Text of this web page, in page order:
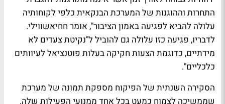
התחרות וההוגנות של המערכת הבנקאית כלפי לקוחותיה
עלולה להביא לפגיעה באמון הציבור", אומר חחיאשווילי.
לדבריו, פגיעה כזו עלולה גם להוביל ל"נקיטת צעדים לא
מידתיים, כדוגמת הצעות חקיקה בעלות פוטנציאל לעיוותים
כלכליים".
הסקירה השנתית של הפיקוח מספקת תמונה של מערכת
שממשיכה לצמוח כמעט בכל אחד ממנועי הפעילות שלה.